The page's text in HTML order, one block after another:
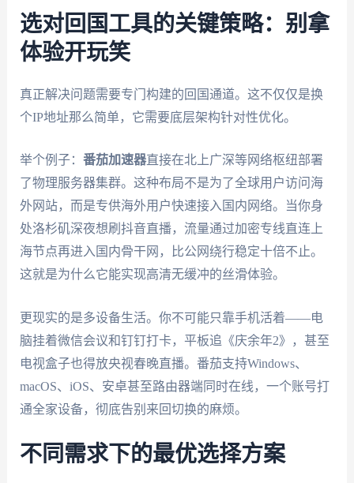
选对回国工具的关键策略：别拿
体验开玩笑
真正解决问题需要专门构建的回国通道。这不仅仅是换
个IP地址那么简单，它需要底层架构针对性优化。
举个例子： 番茄加速器直接在北上广深等网络枢纽部署
了物理服务器集群。这种布局不是为了全球用户访问海
外网站，而是专供海外用户快速接入国内网络。当你身
处洛杉矶深夜想刷抖音直播，流量通过加密专线直连上
海节点再进入国内骨干网，比公网绕行稳定十倍不止。
这就是为什么它能实现高清无缓冲的丝滑体验。
更现实的是多设备生活。你不可能只靠手机活着——电
脑挂着微信会议和钉钉打卡，平板追《庆余年2》，甚至
电视盒子也得放央视春晚直播。番茄支持Windows、
macOS、iOS、安卓甚至路由器端同时在线，一个账号打
通全家设备，彻底告别来回切换的麻烦。
不同需求下的最优选择方案